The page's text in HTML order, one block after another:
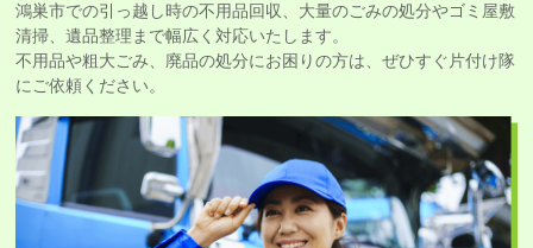
鴻巣市での引っ越し時の不用品回収、大量のごみの処分やゴミ屋敷
清掃、遺品整理まで幅広く対応いたします。
不用品や粗大ごみ、廃品の処分にお困りの方は、ぜひすぐ片付け隊
にご依頼ください。